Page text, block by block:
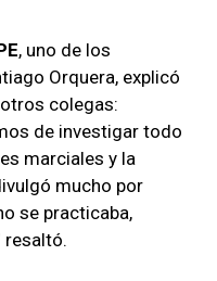
, uno de los
Orquera, explicó
colegas:
de investigar todo
marciales y la
mucho por
se practicaba,
resaltó.